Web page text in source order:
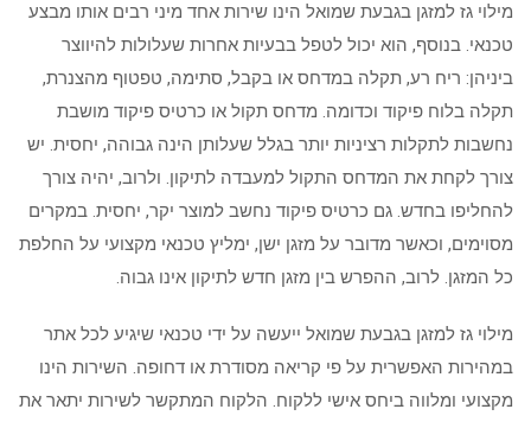
מילוי גז למזגן בגבעת שמואל הינו שירות אחד מיני רבים אותו מבצע
טכנאי. בנוסף, הוא יכול לטפל בבעיות אחרות שעלולות להיווצר
ביניהן: ריח רע, תקלה במדחס או בקבל, סתימה, טפטוף מהצנרת,
תקלה בלוח פיקוד וכדומה. מדחס תקול או כרטיס פיקוד מושבת
נחשבות לתקלות רציניות יותר בגלל שעלותן הינה גבוהה, יחסית. יש
צורך לקחת את המדחס התקול למעבדה לתיקון. ולרוב, יהיה צורך
להחליפו בחדש. גם כרטיס פיקוד נחשב למוצר יקר, יחסית. במקרים
מסוימים, וכאשר מדובר על מזגן ישן, ימליץ טכנאי מקצועי על החלפת
כל המזגן. לרוב, ההפרש בין מזגן חדש לתיקון אינו גבוה.
מילוי גז למזגן בגבעת שמואל ייעשה על ידי טכנאי שיגיע לכל אתר
במהירות האפשרית על פי קריאה מסודרת או דחופה. השירות הינו
מקצועי ומלווה ביחס אישי ללקוח. הלקוח המתקשר לשירות יתאר את